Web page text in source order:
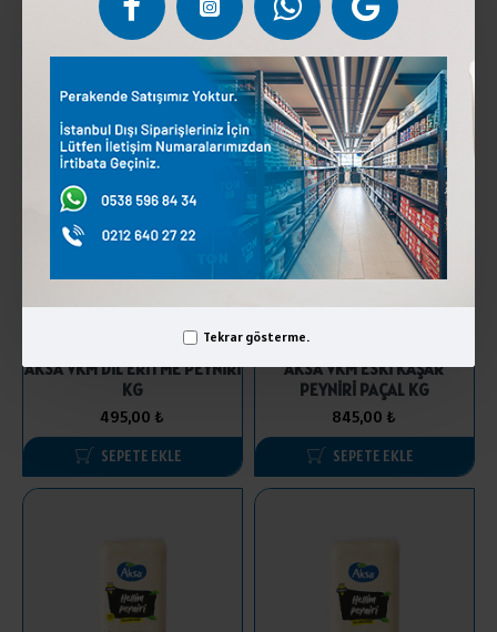
Tekrar gösterme.
AKSA VAKUMLU BEYAZ PEYNİR
KLASİK İNEK KG
395,00 ₺
SEPETE EKLE
AKSA VKM ANADOLU ESKİ
KAŞAR PEYNİRİ KG
472,50 ₺
SEPETE EKLE
AKSA VKM DİL ERİTME PEYNİRİ
KG
495,00 ₺
SEPETE EKLE
AKSA VKM ESKİ KAŞAR
PEYNİRİ PAÇAL KG
845,00 ₺
SEPETE EKLE